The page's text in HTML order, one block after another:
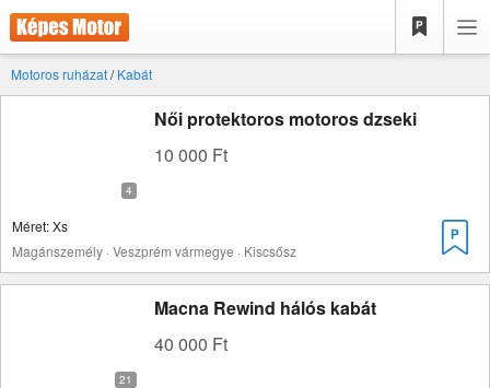
Motoros ruházat/Kabát
Női protektoros motoros dzseki
10 000 Ft
Méret: Xs
Magánszemély · Veszprém vármegye · Kiscsősz
Macna Rewind hálós kabát
40 000 Ft